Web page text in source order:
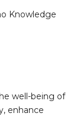
Knowledge
well-being of
enhance